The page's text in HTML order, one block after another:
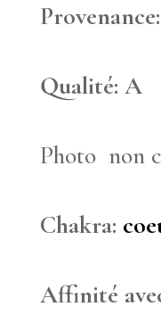
Qualité: A
Photo non
Chakra:
Affinité